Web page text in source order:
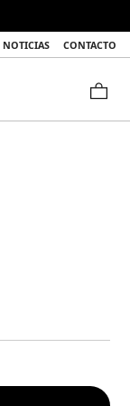
NOTICIAS CONTACTO